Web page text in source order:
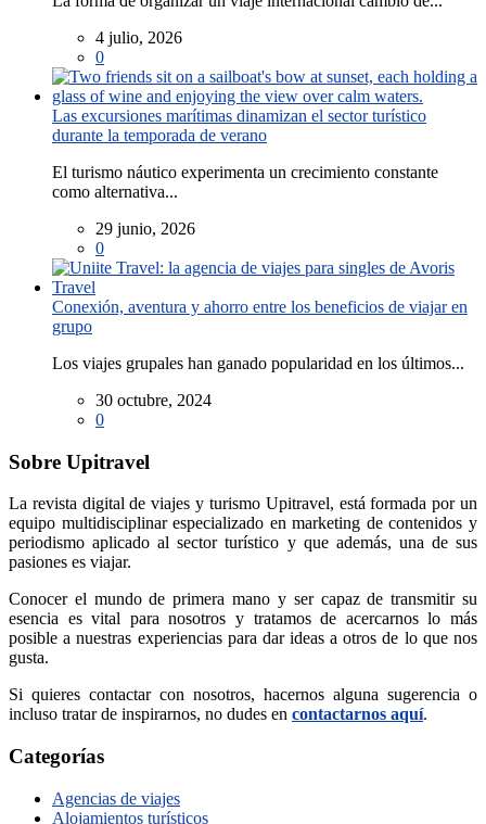
4 julio, 2026
0
Las excursiones marítimas dinamizan el sector turístico
durante la temporada de verano
El turismo náutico experimenta un crecimiento constante
como alternativa...
29 junio, 2026
0
Conexión, aventura y ahorro entre los beneficios de viajar en
grupo
Los viajes grupales han ganado popularidad en los últimos...
30 octubre, 2024
0
Sobre Upitravel
La revista digital de viajes y turismo Upitravel, está formada por un
equipo multidisciplinar especializado en marketing de contenidos y
periodismo aplicado al sector turístico y que además, una de sus
pasiones es viajar.
Conocer el mundo de primera mano y ser capaz de transmitir su
esencia es vital para nosotros y tratamos de acercarnos lo más
posible a nuestras experiencias para dar ideas a otros de lo que nos
gusta.
Si quieres contactar con nosotros, hacernos alguna sugerencia o
incluso tratar de inspirarnos, no dudes en contactarnos aquí.
Categorías
Agencias de viajes
Alojamientos turísticos